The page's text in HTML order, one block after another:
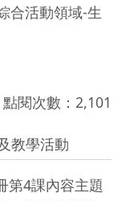
合活動領域-生
點閱次數：2,101
教學活動
4課內容主題